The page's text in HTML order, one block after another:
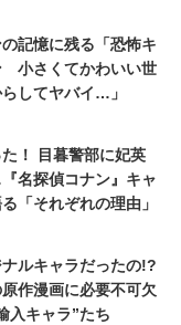
の記憶に残る「恐怖キ
小さくてかわいい世
してヤバイ…」
！ 目暮警部に妃英
名探偵コナン』キャ
「それぞれの理由」
ルキャラだったの!?
原作漫画に必要不可欠
入キャラ”たち